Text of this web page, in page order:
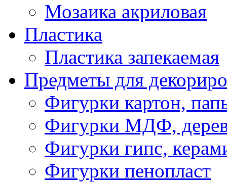
Мозаика акриловая
Пластика
Пластика запекаемая
Предметы для
Фигурки картон,
Фигурки МДФ,
Фигурки гипс,
Фигурки пенопласт